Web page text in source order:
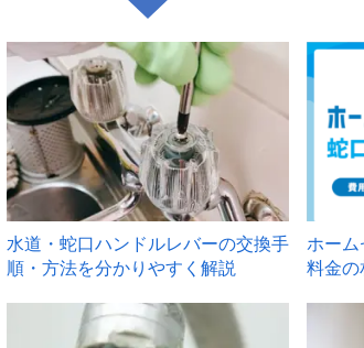
2
水道・蛇口ハンドルレバーの交換手
順・方法を分かりやすく解説
ホーム
料金の